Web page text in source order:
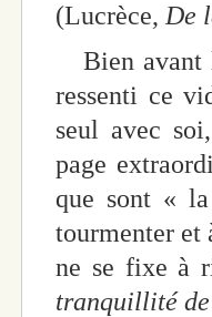
(Lucrèce, De
Bien avant
ressenti ce
seul avec
page
que sont «
tourmenter et
ne se fixe à
tranquillité de